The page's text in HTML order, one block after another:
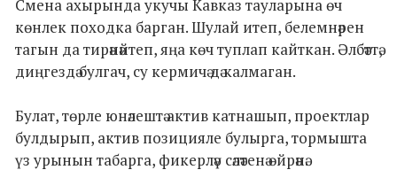
Смена ахырында укучы Кавказ тауларына өч
көнлек походка барган. Шулай итеп, белемнәрен
тагын да тирәнәйтеп, яңа көч туплап кайткан. Әлбәттә,
диңгездә булгач, су кермичә дә калмаган.
Булат, төрле юнәлештә актив катнашып, проектлар
булдырып, актив позицияле булырга, тормышта
үз урынын табарга, фикерләү сәләтенә өйрәнә.